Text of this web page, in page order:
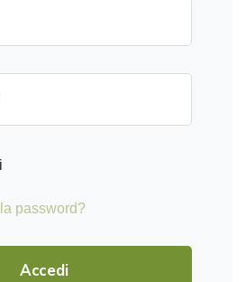
password?
Accedi